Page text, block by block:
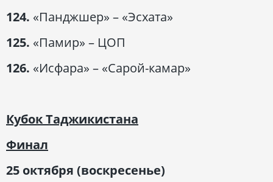
124. «Панджшер» – «Эсхата»
125. «Памир» – ЦОП
126. «Исфара» – «Сарой-камар»
Кубок Таджикистана
Финал
25 октября (воскресенье)